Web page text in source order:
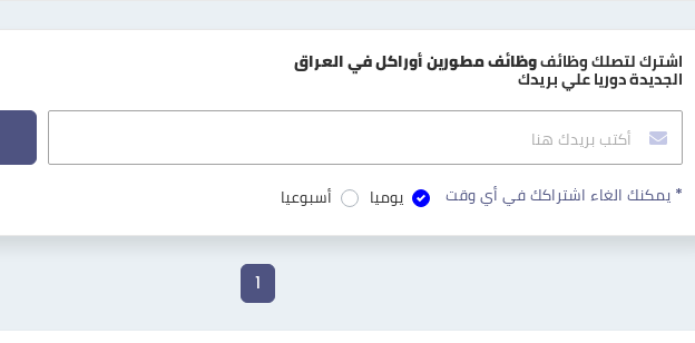
اشترك لتصلك وظائفوظائف مطورين أوراكل في العراق
الجديدة دوريا علي بريدك
* يمكنك الغاء اشتراكك في أي وقت يوميا أسبوعيا
1